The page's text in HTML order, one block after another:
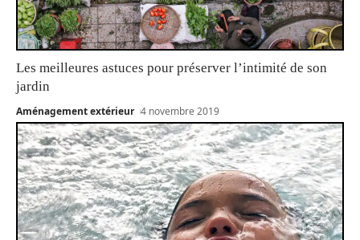
Les meilleures astuces pour préserver l’intimité de son
jardin
Aménagement extérieur 4 novembre 2019